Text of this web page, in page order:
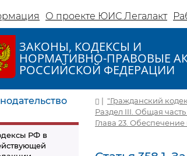
О проекте ЮИС Легалакт
ЗАКОНЫ, КОДЕКСЫ И
НОРМАТИВНО-ПРАВОВЫЕ
РОССИЙСКОЙ ФЕДЕРАЦИИ
РФ в
| "Гражданский
Раздел III. Общая
Глава 23.